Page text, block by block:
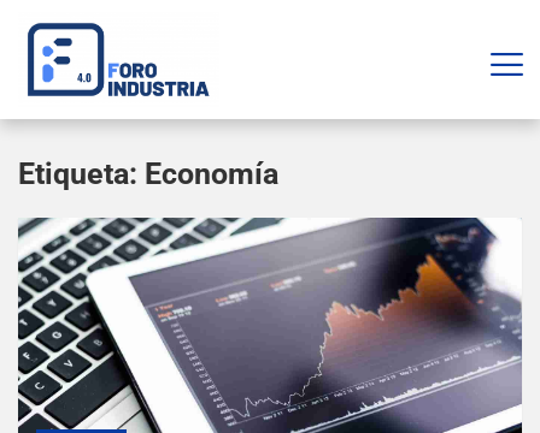
Etiqueta: Economía